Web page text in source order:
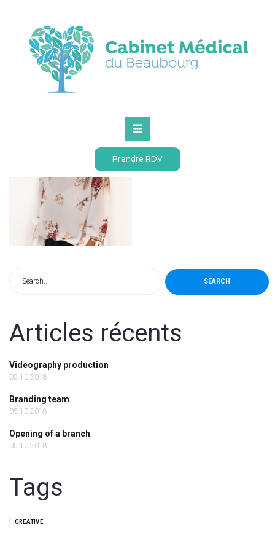
Prendre RDV
Accueil Notre équipe (bis)
SEARCH
Articles récents
Videography production
05.10.2018
Branding team
05.10.2018
Opening of a branch
05.10.2018
Tags
CREATIVE